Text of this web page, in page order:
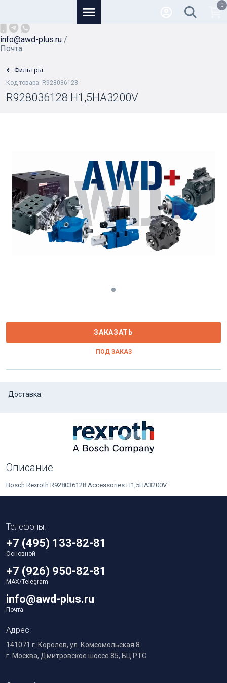
info@awd-plus.ru /
Почта
0
Фильтры
Код товара: R928036128
R928036128 H1,5HA3200V
ЗАКАЗАТЬ
ПОД ЗАКАЗ
Доставка:
Описание
Bosch Rexroth R928036128 Accessories H1,5HA3200V.
Телефоны:
+7 (495) 133-82-81
Основной
+7 (926) 950-82-81
MAX/Telegram
info@awd-plus.ru
Почта
Адрес:
141071 г. Королев, ул. Комсомольская 8
г. Москва, Дмитровское шоссе 85, БЦ РТС